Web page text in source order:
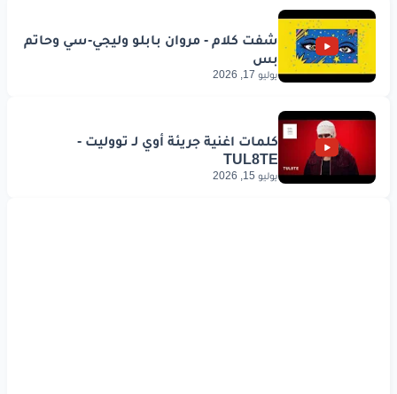
يوليو 17, 2026
يوليو 15, 2026